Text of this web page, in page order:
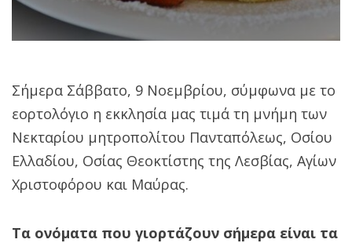
Σήμερα Σάββατο, 9 Νοεμβρίου, σύμφωνα με το
εορτολόγιο η εκκλησία μας τιμά τη μνήμη των
Νεκταρίου μητροπολίτου Πανταπόλεως, Οσίου
Ελλαδίου, Οσίας Θεοκτίστης της Λεσβίας, Αγίων
Χριστοφόρου και Μαύρας.
Τα ονόματα που γιορτάζουν σήμερα είναι τα